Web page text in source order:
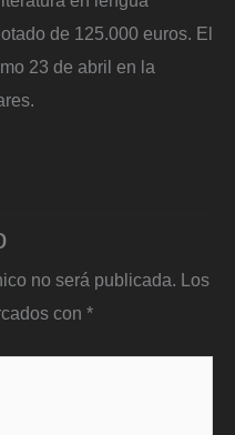
de 125.000 euros. El
23 de abril en la
no será publicada. Los
con *